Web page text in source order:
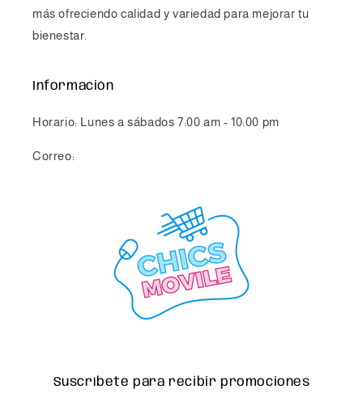
más ofreciendo calidad y variedad para mejorar tu
bienestar.
Información
Horario: Lunes a sábados 7:00 am - 10:00 pm
Correo:
Suscríbete para recibir promociones